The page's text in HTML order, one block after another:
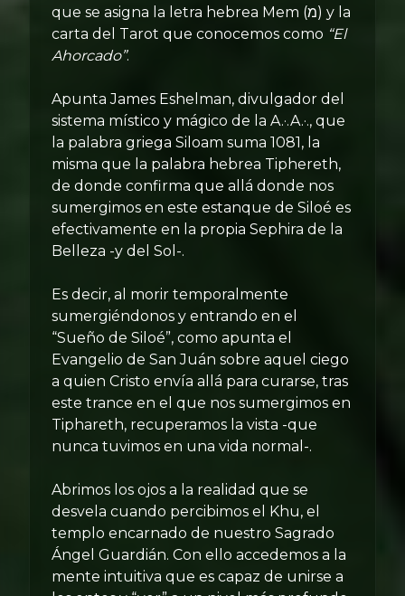
que se asigna la letra hebrea Mem (מ‎) y la
carta del Tarot que conocemos como “El
Ahorcado”.
Apunta James Eshelman, divulgador del
sistema místico y mágico de la A.·.A.·., que
la palabra griega Siloam suma 1081, la
misma que la palabra hebrea Tiphereth,
de donde confirma que allá donde nos
sumergimos en este estanque de Siloé es
efectivamente en la propia Sephira de la
Belleza -y del Sol-.
Es decir, al morir temporalmente
sumergiéndonos y entrando en el
“Sueño de Siloé”, como apunta el
Evangelio de San Juán sobre aquel ciego
a quien Cristo envía allá para curarse, tras
este trance en el que nos sumergimos en
Tiphareth, recuperamos la vista -que
nunca tuvimos en una vida normal-.
Abrimos los ojos a la realidad que se
desvela cuando percibimos el Khu, el
templo encarnado de nuestro Sagrado
Ángel Guardián. Con ello accedemos a la
mente intuitiva que es capaz de unirse a